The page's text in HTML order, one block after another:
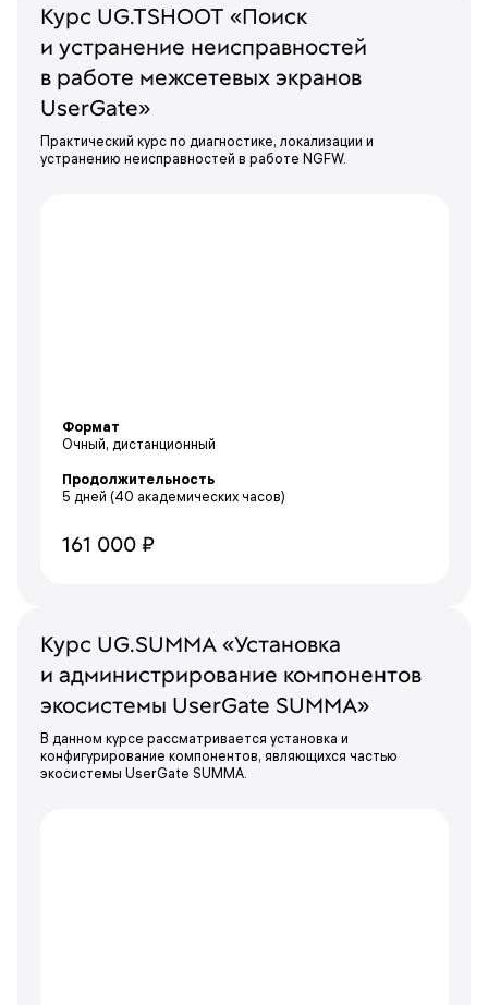
Курс UG.TSHOOT «Поиск
и устранение неисправностей
в работе межсетевых экранов
UserGate»
Практический курс по диагностике, локализации и
устранению неисправностей в работе NGFW.
Формат
Очный, дистанционный
Продолжительность
5 дней (40 академических часов)
161 000 ₽
Курс UG.SUMMA «Установка
и администрирование компонентов
экосистемы UserGate SUMMA»
В данном курсе рассматривается установка и
конфигурирование компонентов, являющихся частью
экосистемы UserGate SUMMA.